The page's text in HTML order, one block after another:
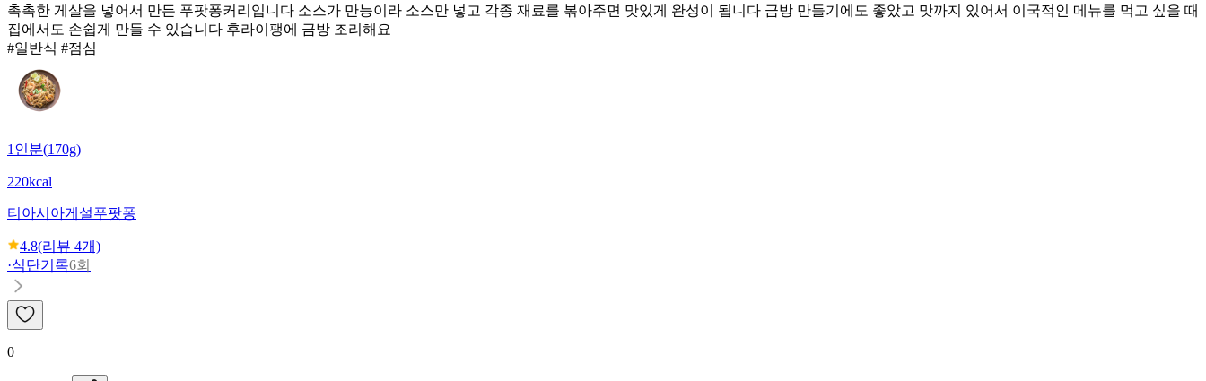
촉촉한 게살을 넣어서 만든 푸팟퐁커리입니다 소스가 만능이라 소스만 넣고 각종 재료를 볶아주면 맛있게 완성이 됩니다 금방 만들기에도 좋았고 맛까지 있어서 이국적인 메뉴를 먹고 싶을 때
집에서도 손쉽게 만들 수 있습니다 후라이팽에 금방 조리해요
#일반식 #점심
1인분(170g)
220kcal
티아시아게설푸팟퐁
4.8(리뷰 4개)
·식단기록6회
0